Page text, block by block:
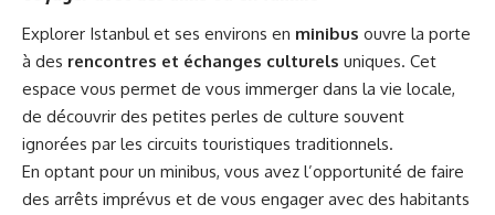
Explorer Istanbul et ses environs en minibus ouvre la porte
à des rencontres et échanges culturels uniques. Cet
espace vous permet de vous immerger dans la vie locale,
de découvrir des petites perles de culture souvent
ignorées par les circuits touristiques traditionnels.
En optant pour un minibus, vous avez l’opportunité de faire
des arrêts imprévus et de vous engager avec des habitants